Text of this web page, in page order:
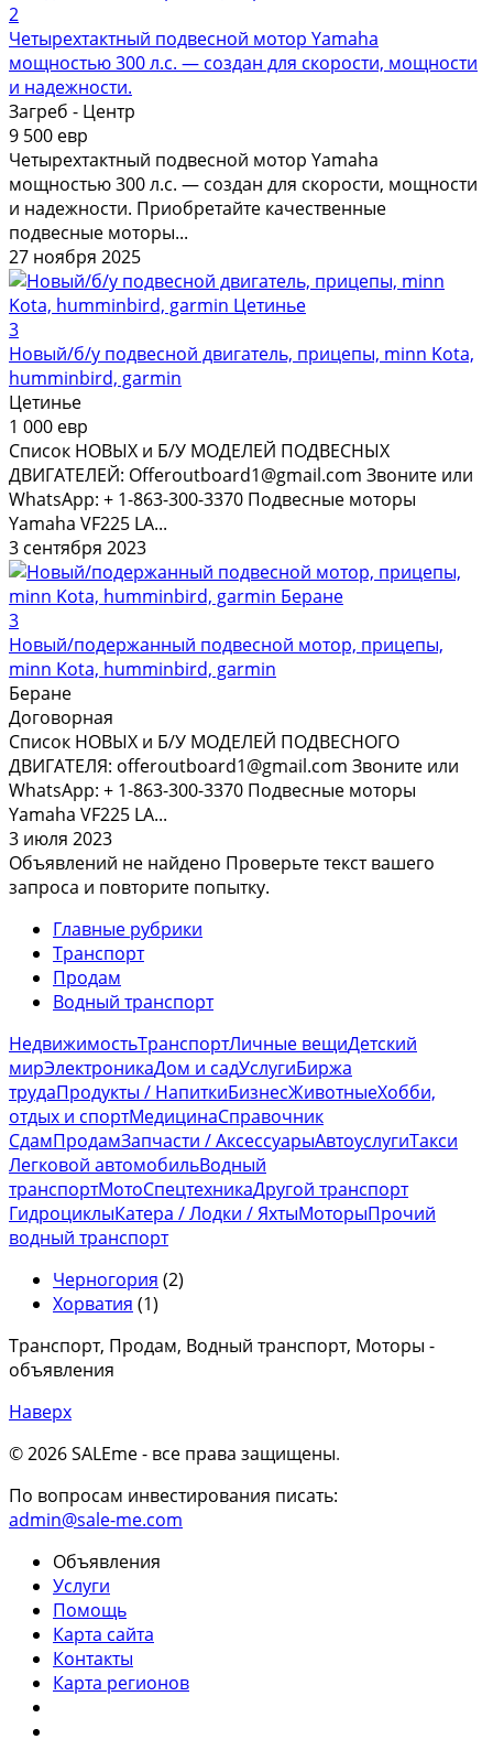
2
Четырехтактный подвесной мотор Yamaha
мощностью 300 л.с. — создан для скорости, мощности
и надежности.
Загреб - Центр
9 500 евр
Четырехтактный подвесной мотор Yamaha
мощностью 300 л.с. — создан для скорости, мощности
и надежности. Приобретайте качественные
подвесные моторы...
27 ноября 2025
3
Новый/б/у подвесной двигатель, прицепы, minn Kota,
humminbird, garmin
Цетинье
1 000 евр
Список НОВЫХ и Б/У МОДЕЛЕЙ ПОДВЕСНЫХ
ДВИГАТЕЛЕЙ: Offeroutboard1@gmail.com Звоните или
WhatsApp: + 1-863-300-3370 Подвесные моторы
Yamaha VF225 LA...
3 сентября 2023
3
Новый/подержанный подвесной мотор, прицепы,
minn Kota, humminbird, garmin
Беране
Договорная
Список НОВЫХ и Б/У МОДЕЛЕЙ ПОДВЕСНОГО
ДВИГАТЕЛЯ: offeroutboard1@gmail.com Звоните или
WhatsApp: + 1-863-300-3370 Подвесные моторы
Yamaha VF225 LA...
3 июля 2023
Объявлений не найдено Проверьте текст вашего
запроса и повторите попытку.
Главные рубрики
Транспорт
Продам
Водный транспорт
НедвижимостьТранспортЛичные вещиДетский
мирЭлектроникаДом и садУслугиБиржа
трудаПродукты / НапиткиБизнесЖивотныеХобби,
отдых и спортМедицинаСправочник
СдамПродамЗапчасти / АксессуарыАвтоуслугиТакси
Легковой автомобильВодный
транспортМотоСпецтехникаДругой транспорт
ГидроциклыКатера / Лодки / ЯхтыМоторыПрочий
водный транспорт
Черногория (2)
Хорватия (1)
Транспорт, Продам, Водный транспорт, Моторы -
объявления
Наверх
© 2026 SALEme - все права защищены.
По вопросам инвестирования писать:
admin@sale-me.com
Объявления
Услуги
Помощь
Карта сайта
Контакты
Карта регионов